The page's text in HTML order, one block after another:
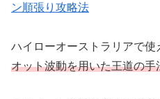
ン順張り攻略法
ハイローオーストラリアで使
オット波動を用いた王道の手